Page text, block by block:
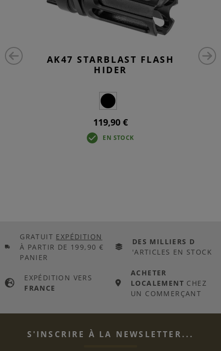
AK47 STARBLAST FLASH
HIDER
119,90 €
EN STOCK
GRATUIT EXPÉDITION
À PARTIR DE 199,90 €
PANIER
DES MILLIERS D
'ARTICLES EN STOCK
EXPÉDITION VERS
FRANCE
ACHETER
LOCALEMENT CHEZ
UN COMMERÇANT
S'INSCRIRE À LA NEWSLETTER...